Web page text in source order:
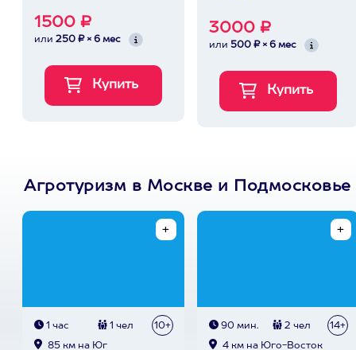
1500 ₽
или 250 ₽ × 6 мес
3000 ₽
или 500 ₽ × 6 мес
Агротуризм в Москве и Подмосковье
1 час 1 чел 10+
85 км на Юг
90 мин. 2 чел 14+
4 км на Юго-Восток